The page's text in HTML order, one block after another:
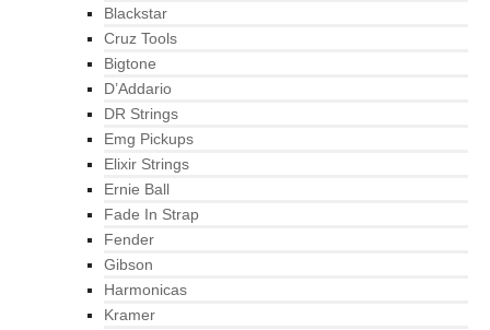
Blackstar
Cruz Tools
Bigtone
D’Addario
DR Strings
Emg Pickups
Elixir Strings
Ernie Ball
Fade In Strap
Fender
Gibson
Harmonicas
Kramer